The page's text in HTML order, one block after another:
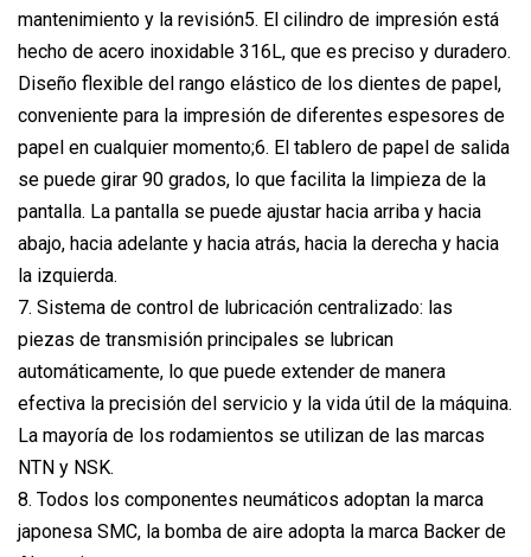
mantenimiento y la revisión5. El cilindro de impresión está
hecho de acero inoxidable 316L, que es preciso y duradero.
Diseño flexible del rango elástico de los dientes de papel,
conveniente para la impresión de diferentes espesores de
papel en cualquier momento;6. El tablero de papel de salida
se puede girar 90 grados, lo que facilita la limpieza de la
pantalla. La pantalla se puede ajustar hacia arriba y hacia
abajo, hacia adelante y hacia atrás, hacia la derecha y hacia
la izquierda.
7. Sistema de control de lubricación centralizado: las
piezas de transmisión principales se lubrican
automáticamente, lo que puede extender de manera
efectiva la precisión del servicio y la vida útil de la máquina.
La mayoría de los rodamientos se utilizan de las marcas
NTN y NSK.
8. Todos los componentes neumáticos adoptan la marca
japonesa SMC, la bomba de aire adopta la marca Backer de